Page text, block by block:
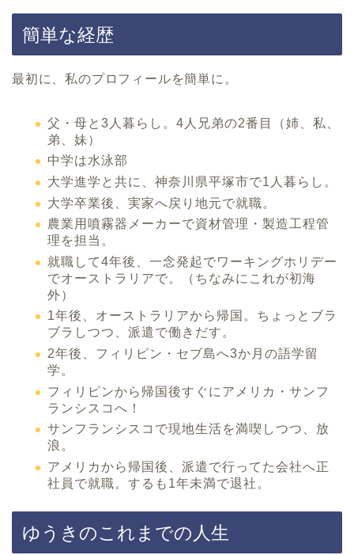
簡単な経歴
最初に、私のプロフィールを簡単に。
父・母と3人暮らし。4人兄弟の2番目（姉、私、
弟、妹）
中学は水泳部
大学進学と共に、神奈川県平塚市で1人暮らし。
大学卒業後、実家へ戻り地元で就職。
農業用噴霧器メーカーで資材管理・製造工程管
理を担当。
就職して4年後、一念発起でワーキングホリデー
でオーストラリアで。（ちなみにこれが初海
外）
1年後、オーストラリアから帰国。ちょっとブラ
ブラしつつ、派遣で働きだす。
2年後、フィリピン・セブ島へ3か月の語学留
学。
フィリピンから帰国後すぐにアメリカ・サンフ
ランシスコへ！
サンフランシスコで現地生活を満喫しつつ、放
浪。
アメリカから帰国後、派遣で行ってた会社へ正
社員で就職。するも1年未満で退社。
ゆうきのこれまでの人生